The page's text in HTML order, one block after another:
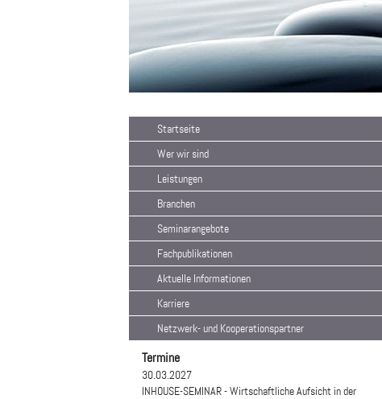
Startseite
Wer wir sind
Leistungen
Branchen
Seminarangebote
Fachpublikationen
Aktuelle Informationen
Karriere
Netzwerk- und Kooperationspartner
Termine
30.03.2027
INHOUSE-SEMINAR - Wirtschaftliche Aufsicht in der